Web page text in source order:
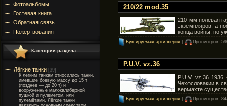
Фотоальбомы
Гостевая книга
Обратная связь
Пожертвования
Категории раздела
Лёгкие танки [39]
К лёгким танкам относились танки,
имевшие боевую массу до 15 т
(позднее — до 20 т) и
вооружённые малокалиберной
пушкой и пулемётом, или
пулемётами. Лёгкие танки
210/22 mod.35
210-мм полевая
экземпляров, а
конца войны, но
Буксируемая артиллерия Просмотров:
P.U.V. vz.36
P.U.V. vz.36
Чехословакии в
вермахте
Буксируемая артиллерия Просмотров: